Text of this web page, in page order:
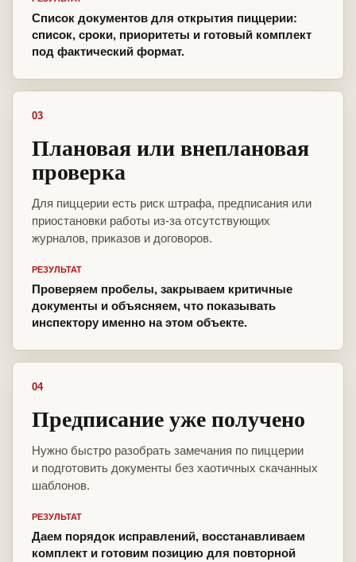
Список документов для открытия пиццерии:
список, сроки, приоритеты и готовый комплект
под фактический формат.
03
Плановая или внеплановая
проверка
Для пиццерии есть риск штрафа, предписания или
приостановки работы из-за отсутствующих
журналов, приказов и договоров.
РЕЗУЛЬТАТ
Проверяем пробелы, закрываем критичные
документы и объясняем, что показывать
инспектору именно на этом объекте.
04
Предписание уже получено
Нужно быстро разобрать замечания по пиццерии
и подготовить документы без хаотичных скачанных
шаблонов.
РЕЗУЛЬТАТ
Даем порядок исправлений, восстанавливаем
комплект и готовим позицию для повторной